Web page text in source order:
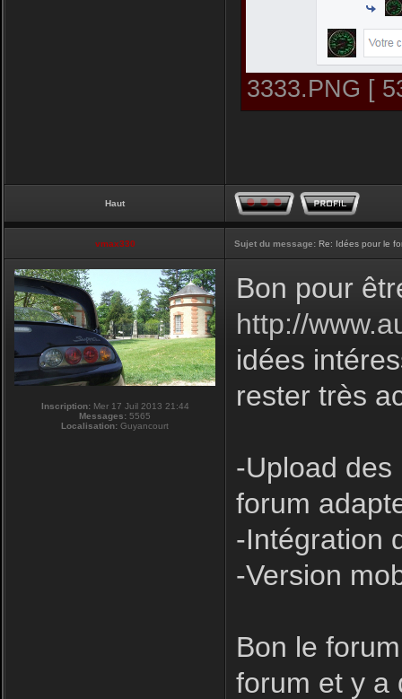
3333.PNG [
Haut
vmax330 Sujet du message: Re: Idées pour le
Inscription:Mer 17 Juil 2013 21:44
Messages: 5565
Localisation: Guyancourt
Bon pour
http://
idées
rester très
-Upload
forum
-Intégration
-Version
Bon le
forum et y a